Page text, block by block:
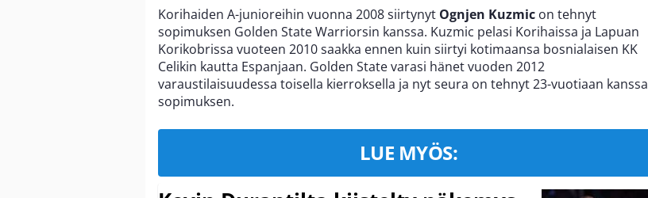
Korihaiden A-junioreihin vuonna 2008 siirtynyt Ognjen Kuzmic on tehnyt
sopimuksen Golden State Warriorsin kanssa. Kuzmic pelasi Korihaissa ja Lapuan
Korikobrissa vuoteen 2010 saakka ennen kuin siirtyi kotimaansa bosnialaisen KK
Celikin kautta Espanjaan. Golden State varasi hänet vuoden 2012
varaustilaisuudessa toisella kierroksella ja nyt seura on tehnyt 23-vuotiaan kanssa
sopimuksen.
LUE MYÖS: